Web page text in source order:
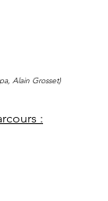
Alain Grosset)
: